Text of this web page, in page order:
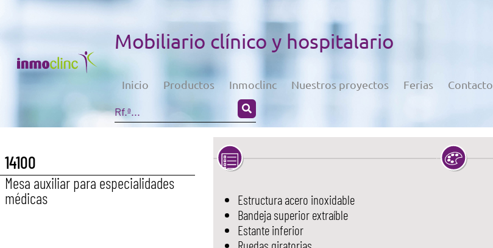
Mobiliario clínico y hospitalario
Inicio Productos Inmoclinc Nuestros proyectos Ferias Contacto
14100
Mesa auxiliar para especialidades
médicas
Estructura acero inoxidable
Bandeja superior extraíble
Estante inferior